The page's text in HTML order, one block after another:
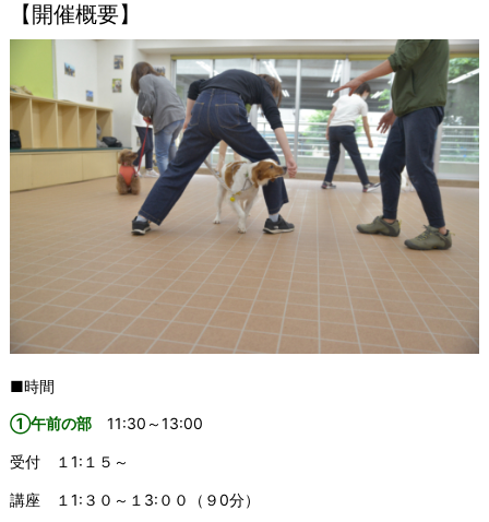
【開催概要】
■時間
①午前の部11:30～13:00
受付 １1:１５～
講座 １1:３０～１3:００（９0分）